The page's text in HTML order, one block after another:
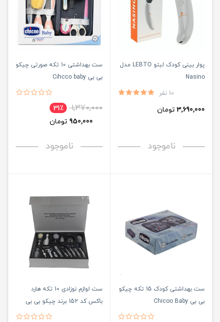
پوار بینی کودک لبتو LEBTO مدل
Nasino
10 نفر
3,690,000 تومان
ناموجود
ست بهداشتی 10 تکه صورتی چیکو
بی بی Cihcco baby
1,370,000
31٪
950,000 تومان
ناموجود
ست بهداشتی کودک 15 تکه چیکو
بی بی Chicoo Baby
ست لوازم نوزادی 10 تکه هارد
باکس کد 152 برند چیکو بی بی